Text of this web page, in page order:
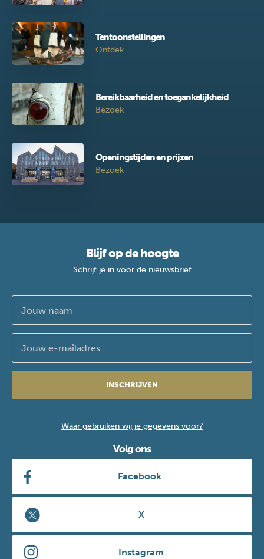
Tentoonstellingen
Ontdek
Bereikbaarheid en toegankelijkheid
Bezoek
Openingstijden en prijzen
Bezoek
Blijf op de hoogte
Schrijf je in voor de nieuwsbrief
INSCHRIJVEN
Waar gebruiken wij je gegevens voor?
Volg ons
Facebook
X
Instagram